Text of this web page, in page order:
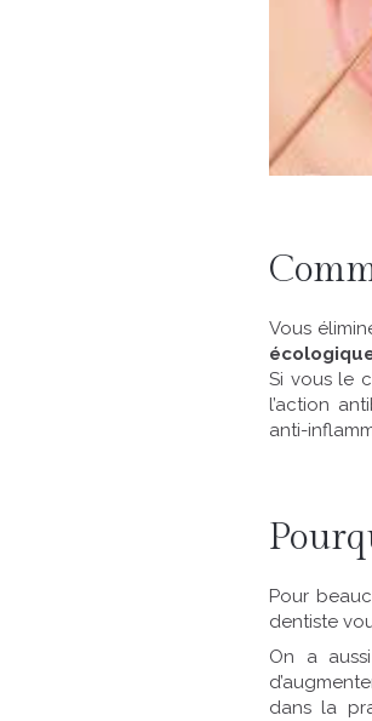
Vous
Si vous le
l’action
anti-
Pour
dentiste
On a
dans la